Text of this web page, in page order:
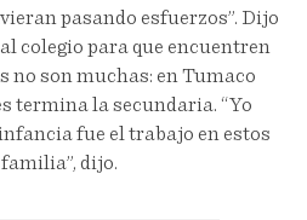
pasando esfuerzos”. Dijo
colegio para que encuentren
no son muchas: en Tumaco
termina la secundaria. “Yo
fue el trabajo en estos
dijo.